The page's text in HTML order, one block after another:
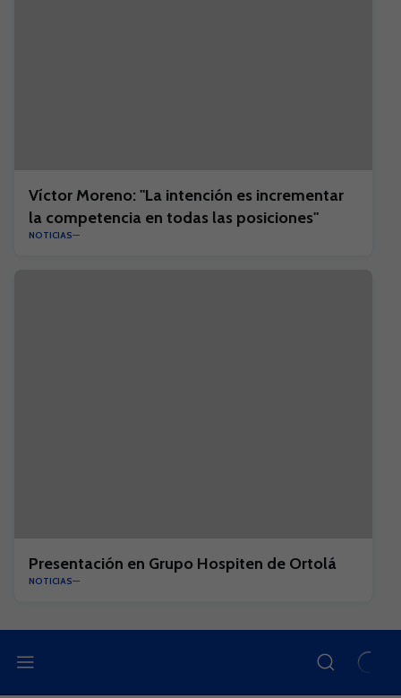
Víctor Moreno: "La intención es incrementar
la competencia en todas las posiciones"
NOTICIAS
Presentación en Grupo Hospiten de Ortolá
NOTICIAS